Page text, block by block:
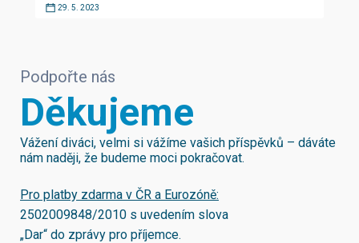
29. 5. 2023
Podpořte nás
Děkujeme
Vážení diváci, velmi si vážíme vašich příspěvků – dáváte
nám naději, že budeme moci pokračovat.
Pro platby zdarma v ČR a Eurozóně:
2502009848/2010 s uvedením slova
„Dar“ do zprávy pro příjemce.